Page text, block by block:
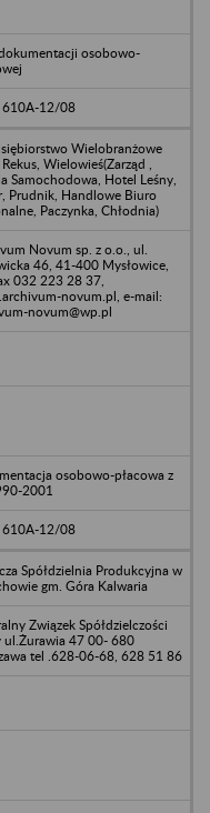
osobowo-
610A-12/08
Wielobranżowe
Wielowieś(Zarząd ,
Samochodowa, Hotel Leśny,
Prudnik, Handlowe Biuro
Paczynka, Chłodnia)
Novum sp. z o.o., ul.
46, 41-400 Mysłowice,
032 223 28 37,
novum.pl, e-mail:
novum@wp.pl
osobowo-płacowa z
2001
610A-12/08
Spółdzielnia Produkcyjna w
gm. Góra Kalwaria
Związek Spółdzielczości
ul.Żurawia 47 00- 680
tel .628-06-68, 628 51 86